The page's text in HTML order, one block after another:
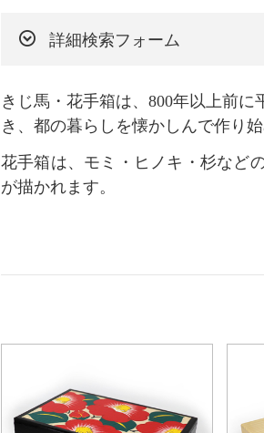
詳細検索フォーム
きじ馬・花手箱は、800年以上前
き、都の暮らしを懐かしんで作り
花手箱は、モミ・ヒノキ・杉など
が描かれます。